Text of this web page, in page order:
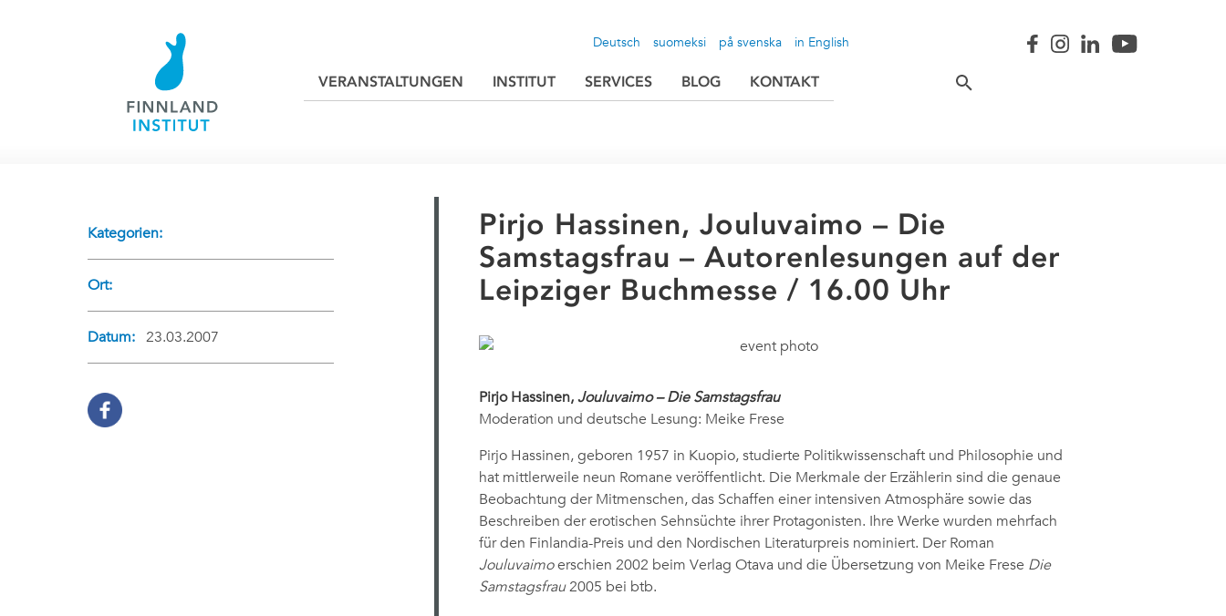
suomeksi
Deutsch på svenska in English
VERANSTALTUNGEN INSTITUT SERVICES BLOG KONTAKT
Kategorien:
Ort:
Datum: 23.03.2007
Pirjo Hassinen, Jouluvaimo – Die
Samstagsfrau – Autorenlesungen auf der
Leipziger Buchmesse / 16.00 Uhr
Pirjo Hassinen, Jouluvaimo – Die Samstagsfrau
Moderation und deutsche Lesung: Meike Frese
Pirjo Hassinen, geboren 1957 in Kuopio, studierte Politikwissenschaft und Philosophie und
hat mittlerweile neun Romane veröffentlicht. Die Merkmale der Erzählerin sind die genaue
Beobachtung der Mitmenschen, das Schaffen einer intensiven Atmosphäre sowie das
Beschreiben der erotischen Sehnsüchte ihrer Protagonisten. Ihre Werke wurden mehrfach
für den Finlandia-Preis und den Nordischen Literaturpreis nominiert. Der Roman
Jouluvaimoerschien 2002 beim Verlag Otava und die Übersetzung von Meike Frese Die
Samstagsfrau2005 bei btb.